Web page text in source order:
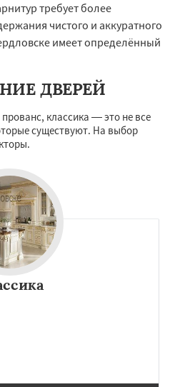
требует более
чистого и аккуратного
имеет определённый
ДВЕРЕЙ
классика — это не все
существуют. На выбор